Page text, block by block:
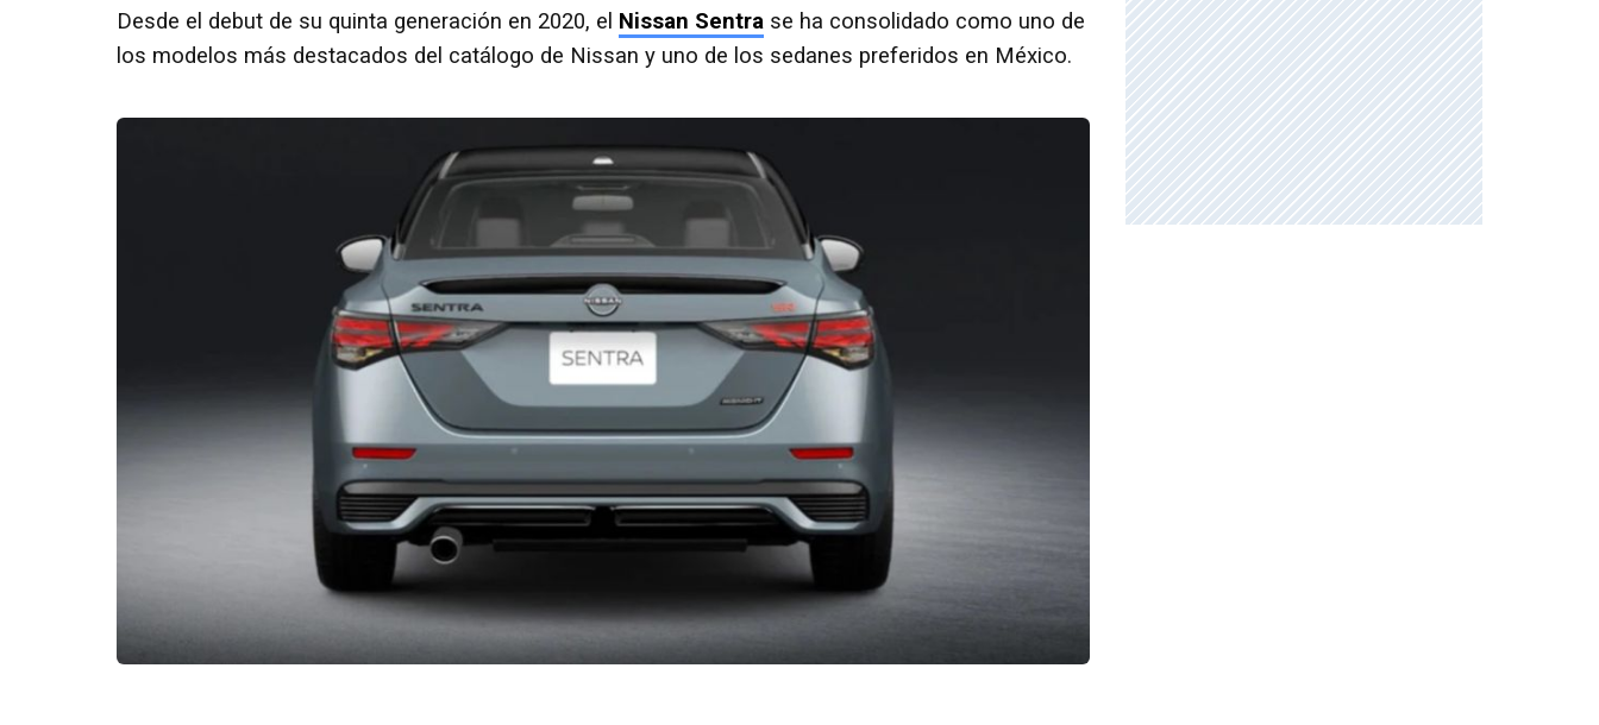
Desde el debut de su quinta generación en 2020, el Nissan Sentra se ha consolidado como uno de
los modelos más destacados del catálogo de Nissan y uno de los sedanes preferidos en México.